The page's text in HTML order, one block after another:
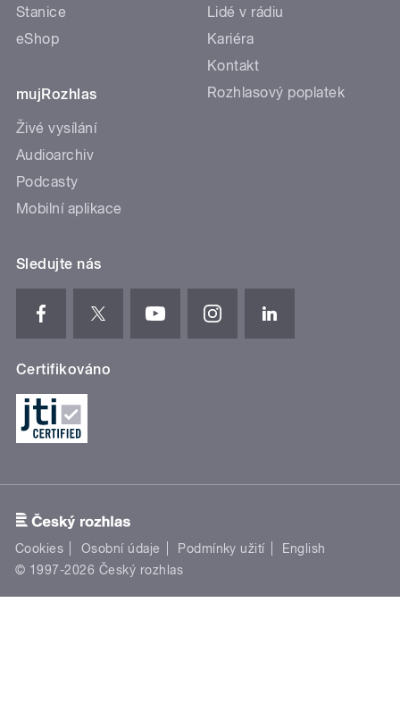
Stanice
eShop
mujRozhlas
Živé vysílání
Audioarchiv
Podcasty
Mobilní aplikace
Lidé v rádiu
Kariéra
Kontakt
Rozhlasový poplatek
Sledujte nás
Certifikováno
Cookies Osobní údaje Podmínky užití
English
© 1997-2026 Český rozhlas